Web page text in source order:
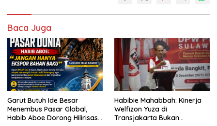
Baca Juga
Garut Butuh Ide Besar
Menembus Pasar Global,
Habib Aboe Dorong Hilirisasi
Habibie Mahabbah: Kinerja
Welfizon Yuza di
Transjakarta Bukan